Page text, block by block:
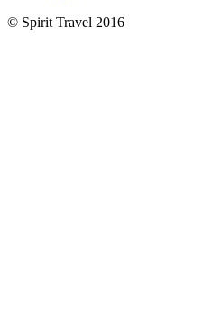
© Spirit Travel 2016